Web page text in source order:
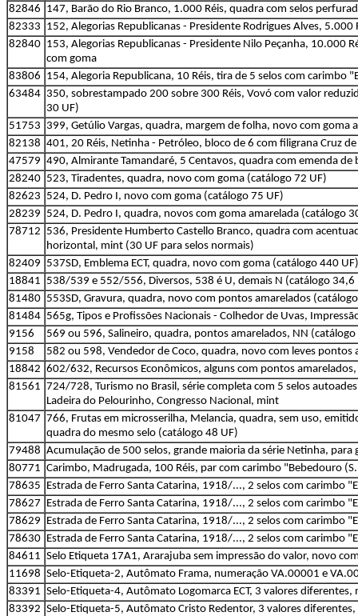
82846 147, Barão do Rio Branco, 1.000 Réis, quadra com selos
82333 152, Alegorias Republicanas - Presidente Rodrigues Alves,
82840 153, Alegorias Republicanas - Presidente Nilo Peçanha, 10.000
com goma
83806 154, Alegoria Republicana, 10 Réis, tira de 5 selos com carimbo
63484 350, sobrestampado 200 sobre 300 Réis, Vovó com valor
30 UF)
51753 399, Getúlio Vargas, quadra, margem de folha, novo com goma
82138 401, 20 Réis, Netinha - Petróleo, bloco de 6 com filigrana Cruz
47579 490, Almirante Tamandaré, 5 Centavos, quadra com emenda
28240 523, Tiradentes, quadra, novo com goma (catálogo 72 UF)
82623 524, D. Pedro I, novo com goma (catálogo 75 UF)
28239 524, D. Pedro I, quadra, novos com goma amarelada (catálogo
78712 536, Presidente Humberto Castello Branco, quadra com
horizontal, mint (30 UF para selos normais)
82409 537SD, Emblema ECT, quadra, novo com goma (catálogo 440 UF)
18841 538/539 e 552/556, Diversos, 538 é U, demais N (catálogo 34,6
81480 553SD, Gravura, quadra, novo com pontos amarelados
81484 565g, Tipos e Profissões Nacionais - Colhedor de Uvas,
9156
569 ou 596, Salineiro, quadra, pontos amarelados, NN
9158
582 ou 598, Vendedor de Coco, quadra, novo com leves
18842 602/632, Recursos Econômicos, alguns com pontos
81561 724/728, Turismo no Brasil, série completa com 5 selos
Ladeira do Pelourinho, Congresso Nacional, mint
81047 766, Frutas em microsserilha, Melancia, quadra, sem uso,
quadra do mesmo selo (catálogo 48 UF)
79488 Acumulação de 500 selos, grande maioria da série Netinha,
80771 Carimbo, Madrugada, 100 Réis, par com carimbo "Bebedouro
78635 Estrada de Ferro Santa Catarina, 1918/..., 2 selos com carimbo
78627 Estrada de Ferro Santa Catarina, 1918/..., 2 selos com carimbo
78629 Estrada de Ferro Santa Catarina, 1918/..., 2 selos com carimbo
78630 Estrada de Ferro Santa Catarina, 1918/..., 2 selos com carimbo
84611 Selo Etiqueta 17A1, Ararajuba sem impressão do valor, novo
11698 Selo-Etiqueta-2, Autômato Frama, numeração VA.00001 e
83391 Selo-Etiqueta-4, Autômato Logomarca ECT, 3 valores
83392 Selo-Etiqueta-5, Autômato Cristo Redentor, 3 valores